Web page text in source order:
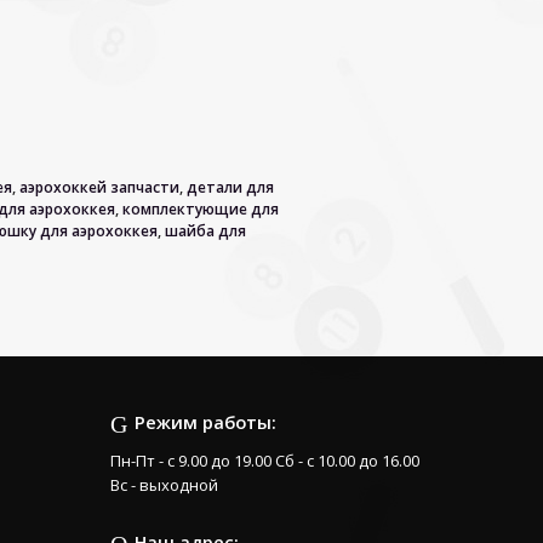
,аэрохоккей запчасти,детали для
аэрохоккея,комплектующие для
для аэрохоккея,шайба для
Режим работы:
Пн-Пт - с 9.00 до 19.00 Сб - с 10.00 до 16.00
Вс - выходной